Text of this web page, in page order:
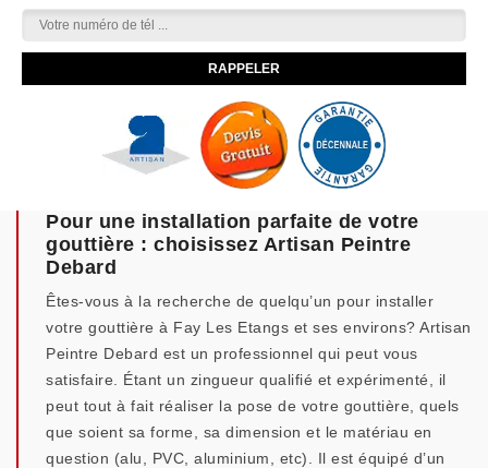
Pour une installation parfaite de votre
gouttière : choisissez Artisan Peintre
Debard
Êtes-vous à la recherche de quelqu’un pour installer
votre gouttière à Fay Les Etangs et ses environs? Artisan
Peintre Debard est un professionnel qui peut vous
satisfaire. Étant un zingueur qualifié et expérimenté, il
peut tout à fait réaliser la pose de votre gouttière, quels
que soient sa forme, sa dimension et le matériau en
question (alu, PVC, aluminium, etc). Il est équipé d’un